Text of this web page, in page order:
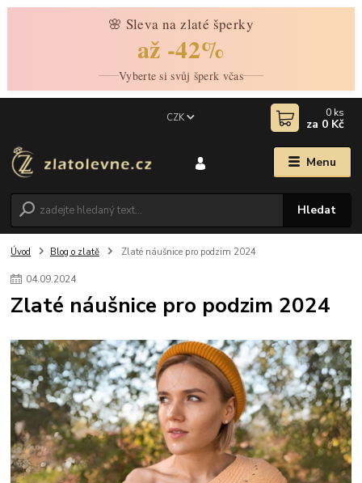
🌸 Sleva na zlaté šperky
až -42%
Vyberte si svůj šperk včas
Menu
CZK
Hledat
0 ks
za 0 Kč
Úvod Blog o zlatě Zlaté náušnice pro podzim 2024
04.09.2024
Zlaté náušnice pro podzim 2024